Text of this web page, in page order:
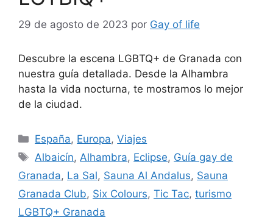
29 de agosto de 2023 por Gay of life
Descubre la escena LGBTQ+ de Granada con
nuestra guía detallada. Desde la Alhambra
hasta la vida nocturna, te mostramos lo mejor
de la ciudad.
Categorías
España, Europa,Viajes
Etiquetas
Albaicín, Alhambra, Eclipse, Guía gay de
Granada, La Sal, Sauna Al Andalus, Sauna
Granada Club, Six Colours, Tic Tac, turismo
LGBTQ+ Granada